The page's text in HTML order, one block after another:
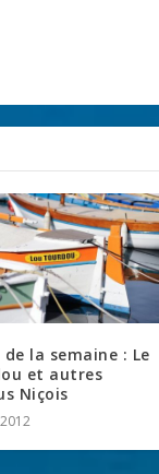
de la semaine : Le
et autres
Niçois